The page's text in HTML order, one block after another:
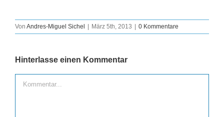
Von Andres-Miguel Sichel März 5th, 2013 0 Kommentare
Hinterlasse einen Kommentar